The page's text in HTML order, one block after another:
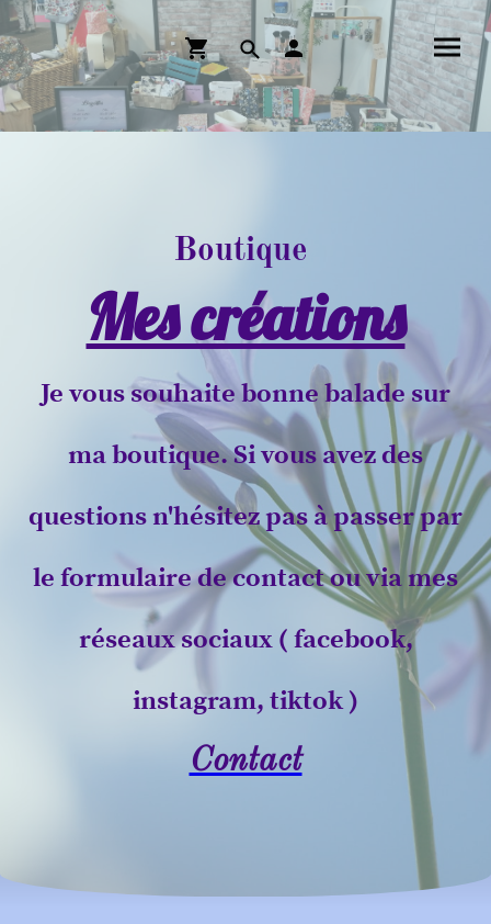
Boutique
Mes créations
Je vous souhaite bonne balade sur
ma boutique. Si vous avez des
questions n'hésitez pas à passer par
le formulaire de contact ou via mes
réseaux sociaux ( facebook,
instagram, tiktok )
Contact